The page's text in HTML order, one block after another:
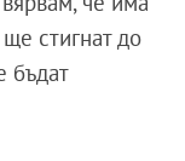
стигнат до
бъдат